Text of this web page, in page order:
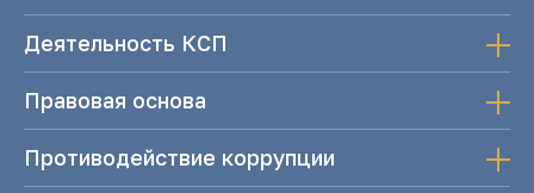
Деятельность КСП
Правовая основа
Противодействие коррупции